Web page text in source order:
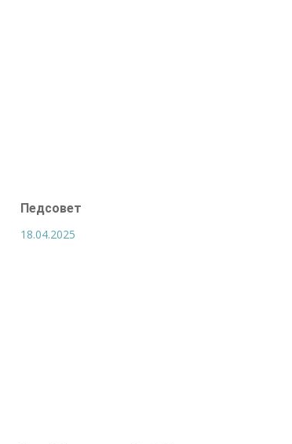
Педсовет
18.04.2025